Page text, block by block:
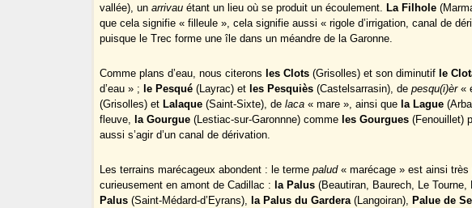
vallée), unarrivau étant un lieu où se produit un écoulement. La Filhole
que cela signifie « filleule », cela signifie aussi « rigole d’irrigation, canal de
puisque le Trec forme une île dans un méandre de la Garonne.
Comme plans d’eau, nous citerons les Clots (Grisolles) et son diminutif le
d’eau » ; le Pesqué(Layrac) et les Pesquiès(Castelsarrasin), depesqu(i)èr«
(Grisolles) et Lalaque (Saint-Sixte), delaca « mare », ainsi que la Lague
fleuve, la Gourgue (Lestiac-sur-Garonnne) comme les Gourgues(Fenouillet)
aussi s’agir d’un canal de dérivation.
Les terrains marécageux abondent : le termepalud« marécage » est ainsi très
curieusement en amont de Cadillac : la Palus (Beautiran, Baurech, Le
Palus (Saint-Médard-d’Eyrans), la Palus du Gardera(Langoiran), Palue de